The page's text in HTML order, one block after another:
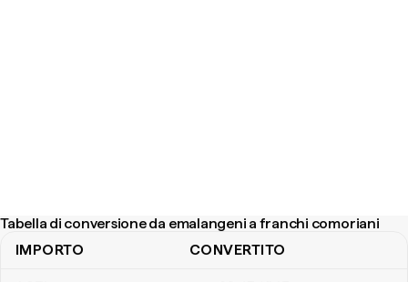
Tabella di conversione da emalangeni a franchi comoriani
IMPORTO CONVERTITO